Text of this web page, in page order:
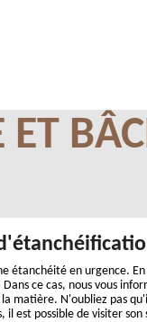
ET
étanchéité en urgence.
ce cas, nous vous
matière. N'oubliez pas
est possible de visiter son